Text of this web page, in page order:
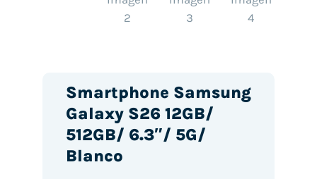
Smartphone Samsung
Galaxy S26 12GB/
512GB/ 6.3″/ 5G/
Blanco